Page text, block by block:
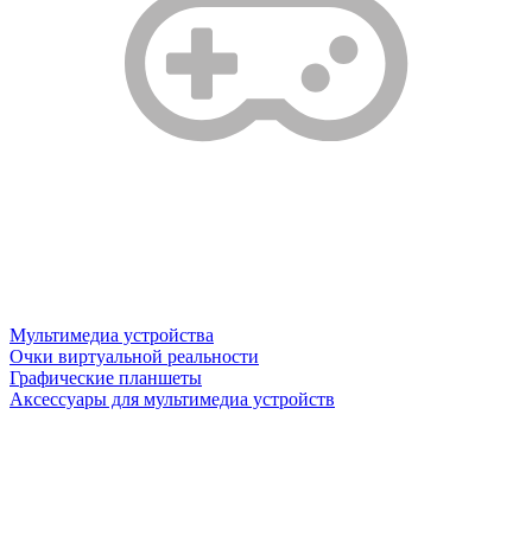
Мультимедиа устройства
Очки виртуальной реальности
Графические планшеты
Аксессуары для мультимедиа устройств